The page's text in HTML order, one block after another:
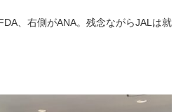
、右側がANA。残念ながらJALは就